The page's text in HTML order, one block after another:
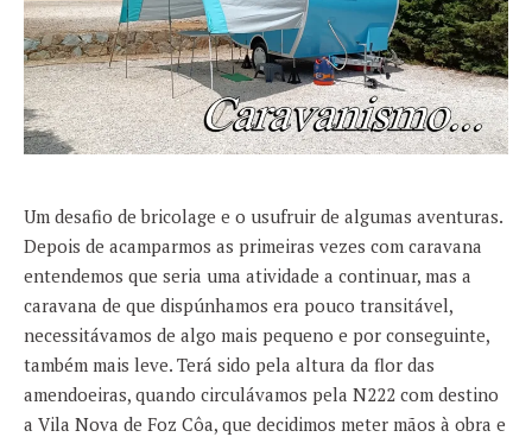
Um desafio de bricolage e o usufruir de algumas aventuras.
Depois de acamparmos as primeiras vezes com caravana
entendemos que seria uma atividade a continuar, mas a
caravana de que dispúnhamos era pouco transitável,
necessitávamos de algo mais pequeno e por conseguinte,
também mais leve. Terá sido pela altura da flor das
amendoeiras, quando circulávamos pela N222 com destino
a Vila Nova de Foz Côa, que decidimos meter mãos à obra e